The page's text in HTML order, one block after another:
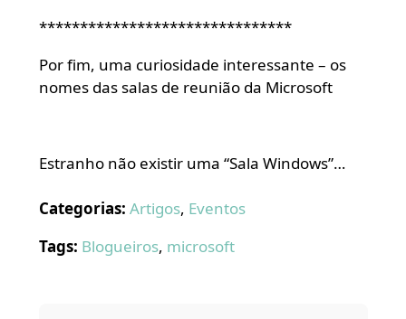
*******************************
Por fim, uma curiosidade interessante – os
nomes das salas de reunião da Microsoft
Estranho não existir uma “Sala Windows”…
Categorias: Artigos, Eventos
Tags: Blogueiros, microsoft